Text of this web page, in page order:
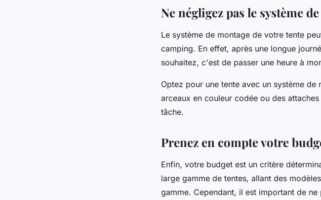
Ne négligez pas le système
Le système de montage de votre tente
camping. En effet, après une longue
souhaitez, c'est de passer une heure à
Optez pour une tente avec un système de
arceaux en couleur codée ou des
tâche.
Prenez en compte votre
Enfin, votre budget est un critère
large gamme de tentes, allant des
gamme. Cependant, il est important de